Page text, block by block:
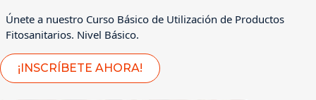
Únete a nuestro Curso Básico de Utilización de Productos
Fitosanitarios. Nivel Básico.
¡INSCRÍBETE AHORA!